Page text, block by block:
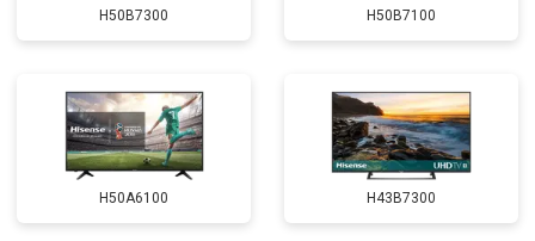
H50B7300 H50B7100
H50A6100 H43B7300